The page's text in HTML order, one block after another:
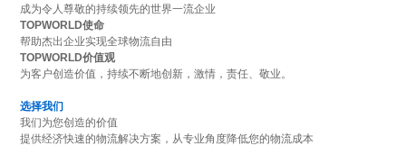
成为令人尊敬的持续领先的世界一流企业
TOPWORLD使命
帮助杰出企业实现全球物流自由
TOPWORLD价值观
为客户创造价值，持续不断地创新，激情，责任、敬业。
选择我们
我们为您创造的价值
提供经济快速的物流解决方案，从专业角度降低您的物流成本